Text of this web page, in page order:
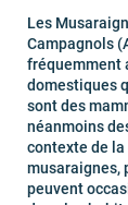
Les
Campagnols
fréquemment
domestiques
sont des
néanmoins
contexte de
musaraignes,
peuvent